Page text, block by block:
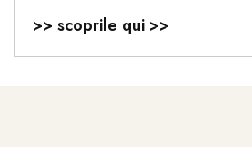
>> scoprile qui >>